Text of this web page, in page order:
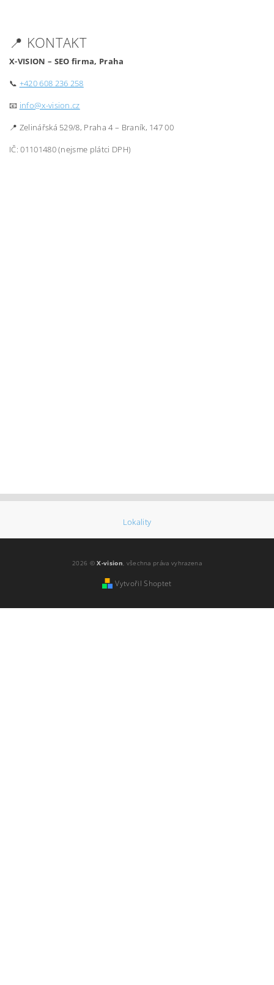
📍 KONTAKT
X-VISION – SEO firma, Praha
📞 +420 608 236 258
📧 info@x-vision.cz
📍 Zelinářská 529/8, Praha 4 – Braník, 147 00
IČ: 01101480 (nejsme plátci DPH)
Lokality
2026 ©X-vision, všechna práva vyhrazena
Vytvořil Shoptet